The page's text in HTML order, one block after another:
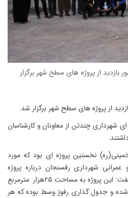
بازدید از پروژه های سطح شهر برگزار
از پروژه های سطح شهر برگزار شد.
ای شهرداری چندتن از معاونان و کارشناسان
نخستین پروژه ای بود که مورد
شهرداری رفسنجان درباره پروژه
آسفالت خیابان مصطفی خمینی گفت: این پروژه به مساحت ۲۵هزار مترمربع
و جدول گذاری رفوژ وسط بوده که هر